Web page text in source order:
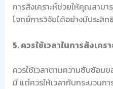
การสังเคราะห์ช่วยให้คุณสาม
โจทย์การวิจัยได้อย่างมีประสิ
5. ควรใช้เวลาในการสังเครา
ควรใช้เวลาตามความซับซ้อ
มี แต่ควรให้เวลากับกระบวนก